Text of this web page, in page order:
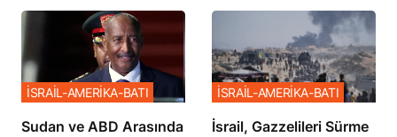
Sözler
Sudan ve ABD Arasında
İSRAİL-AMERİKA-BATI
İsrail, Gazzelileri Sürme
İSRAİL-AMERİKA-BATI